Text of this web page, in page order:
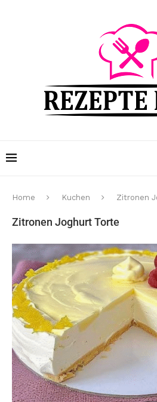
Home Kuchen Zitronen
Zitronen Joghurt Torte